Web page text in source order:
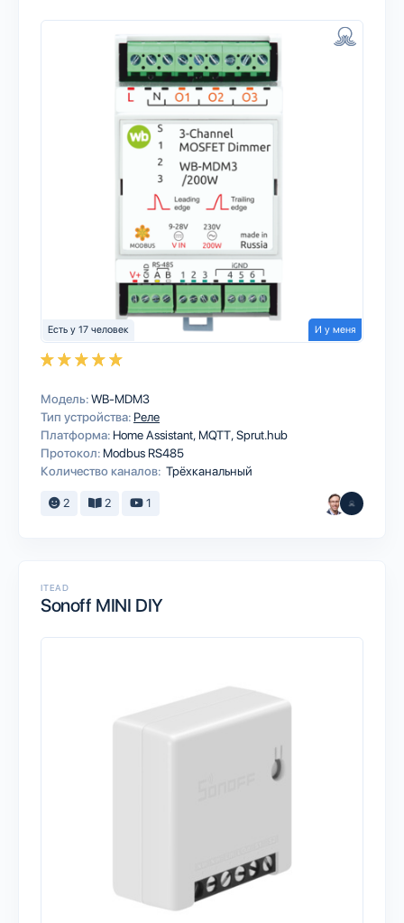
Есть у 17 человек И у меня
Модель:WB-MDM3
Тип устройства: Реле
Платформа: Home Assistant MQTTSprut.hub
Протокол: Modbus RS485
Количество каналов: Трёхканальный
2 2 1
ITEAD
Sonoff MINI DIY